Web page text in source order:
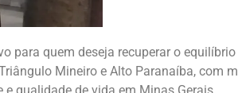
para quem deseja recuperar o
Mineiro e Alto Paranaíba, com